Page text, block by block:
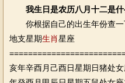
我生日是农历八月十二是
你根据自己的出生年份查一
地支星期生肖星座
亥年辛酉月己酉日星期日猪处